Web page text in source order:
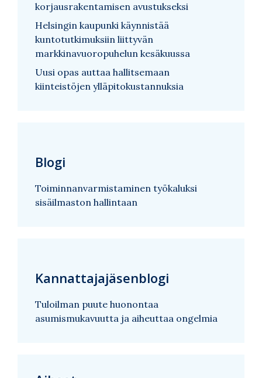
korjausrakentamisen avustukseksi
Helsingin kaupunki käynnistää
kuntotutkimuksiin liittyvän
markkinavuoropuhelun kesäkuussa
Uusi opas auttaa hallitsemaan
kiinteistöjen ylläpitokustannuksia
Blogi
Toiminnanvarmistaminen työkaluksi
sisäilmaston hallintaan
Kannattajajäsenblogi
Tuloilman puute huonontaa
asumismukavuutta ja aiheuttaa ongelmia